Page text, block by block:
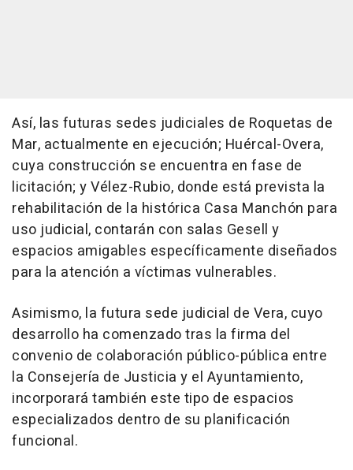
Así, las futuras sedes judiciales de Roquetas de
Mar, actualmente en ejecución; Huércal-Overa,
cuya construcción se encuentra en fase de
licitación; y Vélez-Rubio, donde está prevista la
rehabilitación de la histórica Casa Manchón para
uso judicial, contarán con salas Gesell y
espacios amigables específicamente diseñados
para la atención a víctimas vulnerables.
Asimismo, la futura sede judicial de Vera, cuyo
desarrollo ha comenzado tras la firma del
convenio de colaboración público-pública entre
la Consejería de Justicia y el Ayuntamiento,
incorporará también este tipo de espacios
especializados dentro de su planificación
funcional.